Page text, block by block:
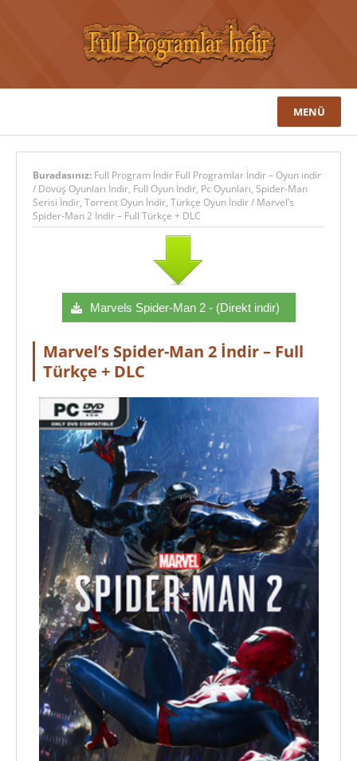
MENÜ
Buradasınız: Full Program İndir Full Programlar İndir – Oyun indir
/ Dövüş Oyunları İndir, Full Oyun İndir, Pc Oyunları, Spider-Man
Serisi İndir, Torrent Oyun İndir, Türkçe Oyun İndir/ Marvel’s
Spider-Man 2 İndir – Full Türkçe + DLC
Marvels Spider-Man 2 - (Direkt indir)
Marvel’s Spider-Man 2 İndir – Full
Türkçe + DLC